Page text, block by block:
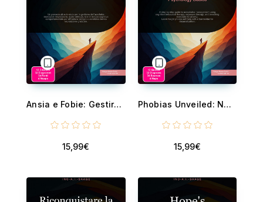
Ansia e Fobie: Gestire la Paura dell'Altezza con la Psicologia - Un percorso di auto-aiuto per la gestione dell'acrofobia: esercizi di respirazione, scala della paura e la terapia cognitivo comportamentale per affrontare ver...
15,99€
Phobias Unveiled: Navigating the Fear of Heights with Psychology Basics - A step-by-step guide to acrophobia management using cognitive behavioral therapy, exposure therapy, and breathing exercises for anxiety. Learn height ...
15,99€